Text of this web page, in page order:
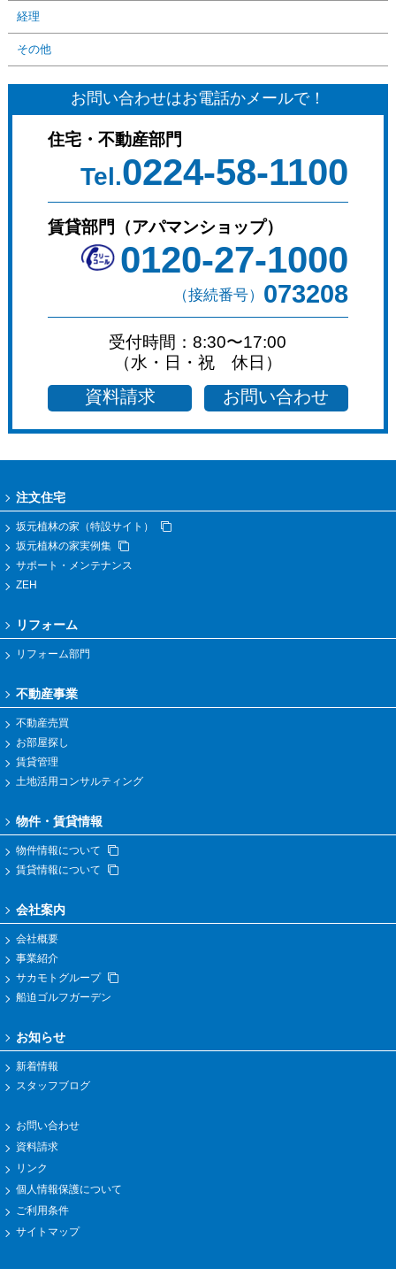
経理
その他
お問い合わせはお電話かメールで！
住宅・不動産部門
Tel.0224-58-1100
賃貸部門（アパマンショップ）
0120-27-1000
（接続番号） 073208
受付時間：8:30〜17:00
（水・日・祝 休日）
資料請求 お問い合わせ
注文住宅
坂元植林の家（特設サイト）
坂元植林の家実例集
サポート・メンテナンス
ZEH
リフォーム
リフォーム部門
不動産事業
不動産売買
お部屋探し
賃貸管理
土地活用コンサルティング
物件・賃貸情報
物件情報について
賃貸情報について
会社案内
会社概要
事業紹介
サカモトグループ
船迫ゴルフガーデン
お知らせ
新着情報
スタッフブログ
お問い合わせ
資料請求
リンク
個人情報保護について
ご利用条件
サイトマップ